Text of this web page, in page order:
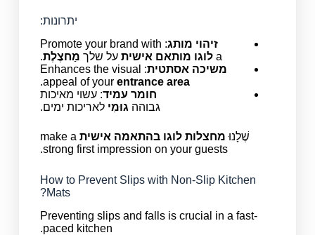
יתרונות:
זיהוי מותג : Promote your brand with
a לוגו מותאם אישית על שלך מַחצֶלֶת.
משיכה אסתטית
: Enhances the visual
appeal of your entrance area
.
חומר עמיד: עשוי מאיכות
גבוהה גוּמִי לאריכות ימים.
שֶׁלָנוּ מחצלות לוגו בהתאמה אישית make a
strong first impression on your guests.
How to Prevent Slips with Non-Slip Kitchen
Mats?
Preventing slips and falls is crucial in a fast-
paced kitchen.